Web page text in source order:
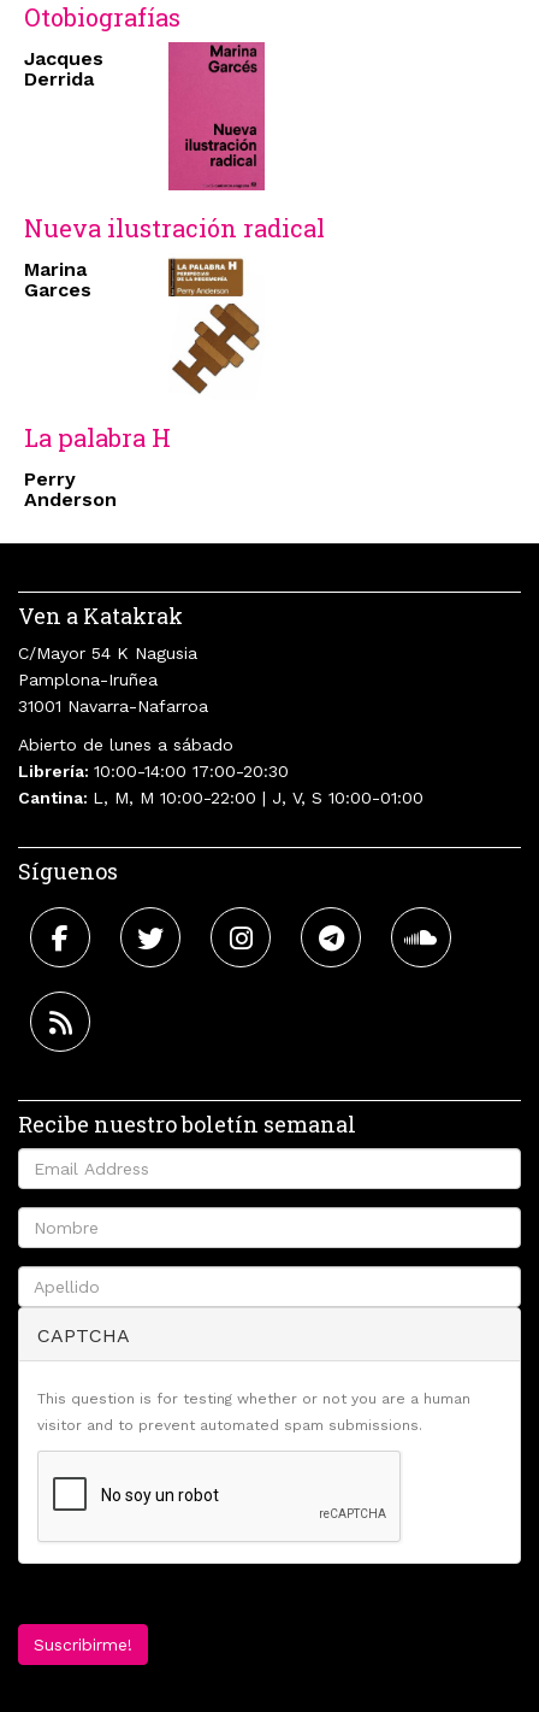
Otobiografías
Jacques
Derrida
Nueva ilustración radical
Marina
Garces
La palabra H
Perry
Anderson
Ven a Katakrak
C/Mayor 54 K Nagusia
Pamplona-Iruñea
31001 Navarra-Nafarroa
Abierto de lunes a sábado
Librería: 10:00-14:00 17:00-20:30
Cantina: L, M, M 10:00-22:00 | J, V, S 10:00-01:00
Síguenos
Recibe nuestro boletín semanal
CAPTCHA
This question is for testing whether or not you are a human
visitor and to prevent automated spam submissions.
Suscribirme!